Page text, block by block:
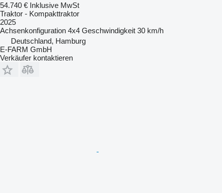
54.740 € Inklusive MwSt
Traktor - Kompakttraktor
2025
Achsenkonfiguration 4x4 Geschwindigkeit 30 km/h
Deutschland, Hamburg
E-FARM GmbH
Verkäufer kontaktieren